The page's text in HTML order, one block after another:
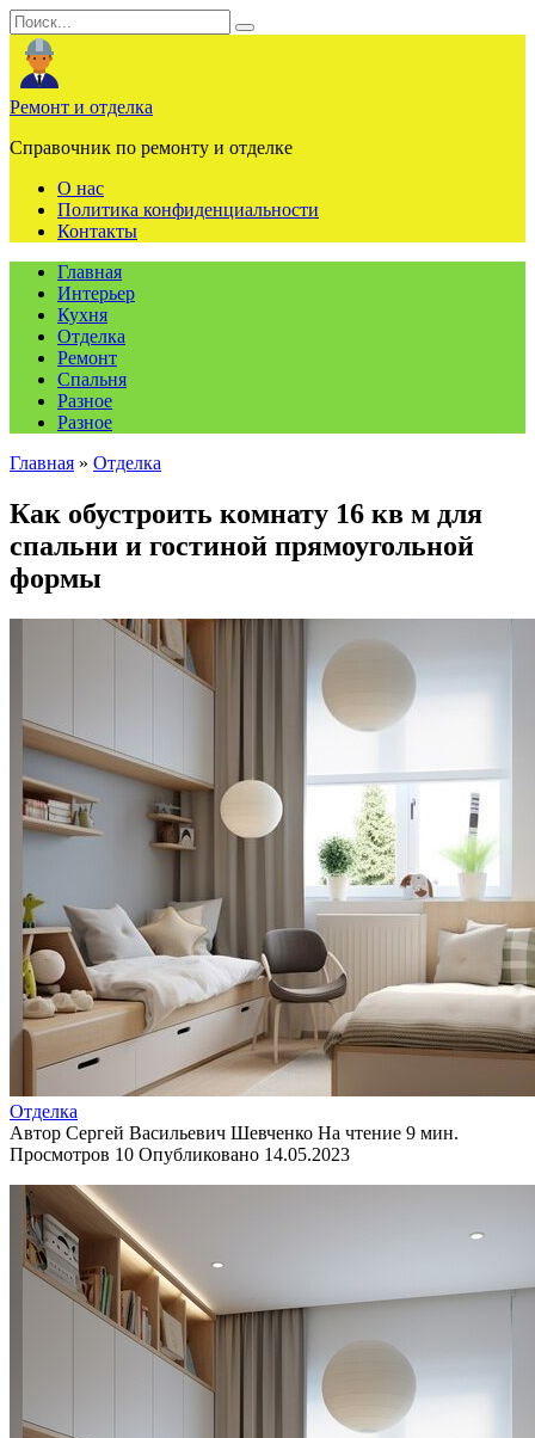
Перейти
к
содержанию
Search
for:
Ремонт и отделка
Справочник по ремонту и отделке
О нас
Политика конфиденциальности
Контакты
Главная
Интерьер
Кухня
Отделка
Ремонт
Спальня
Разное
Разное
Главная » Отделка
Как обустроить комнату 16 кв м для
спальни и гостиной прямоугольной
формы
Отделка
Автор Сергей Васильевич Шевченко На чтение 9 мин.
Просмотров 10 Опубликовано 14.05.2023